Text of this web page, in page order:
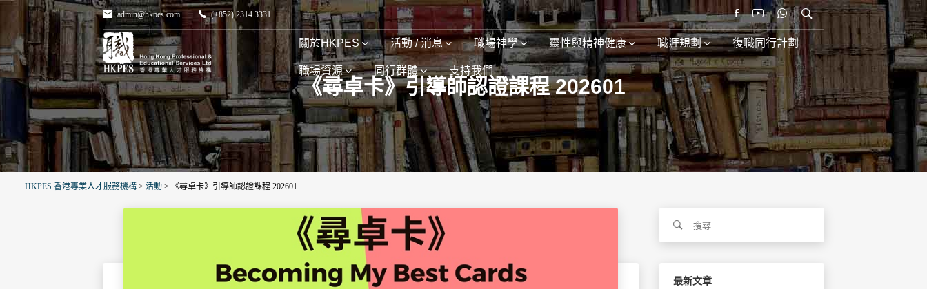
admin@hkpes.com (+852) 2314 3331
關於HKPES 活動 / 消息 職場神學 靈性與精神健康 職涯規劃 復職同行計劃
職場資源 同行群體 支持我們
《尋卓卡》引導師認證課程 202601
HKPES 香港專業人才服務機構 > 活動 > 《尋卓卡》引導師認證課程 202601
關
最新文章